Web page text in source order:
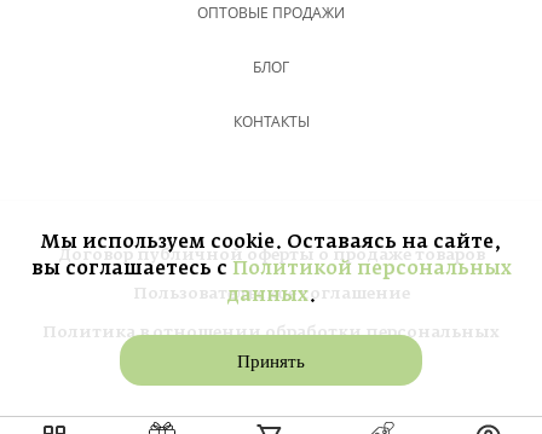
ОПТОВЫЕ ПРОДАЖИ
БЛОГ
КОНТАКТЫ
Мы используем cookie. Оставаясь на сайте,
вы соглашаетесь с Политикой персональных
данных.
Принять
Договор публичной оферты о продаже товаров
Пользовательское соглашение
Политика в отношении обработки персональных
данных